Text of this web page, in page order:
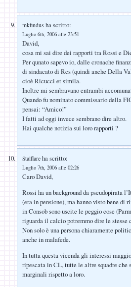
mkfindus ha scritto:
Luglio 6th, 2006 alle 23:51
David,
cosa mi sai dire dei rapporti tra Rossi e
Per qunato sapevo io, dalle cronache
di sindacato di Rcs (quindi anche Della
cioè Ricucci et simila.
Inoltre mi sembravano entrambi
Quando fu nominato commissario della
pensai: “Amico!”
I fatti ad oggi invece sembrano dire altro.
Hai qualche notizia sui loro rapporti ?
Stalflare ha scritto:
Luglio 7th, 2006 alle 02:26
Caro David,
Rossi ha un background da pseudopirata
(era in pensione), ma hanno visto bene di
in Consob sono uscite le peggio cose
riguarda il calcio potremmo dire le stesse
Non solo è una persona chiaramente
anche in malafede.
In tutta questa vicenda gli interessi
ripescata in CL, tutte le altre squadre che
marginali rispetto a loro.